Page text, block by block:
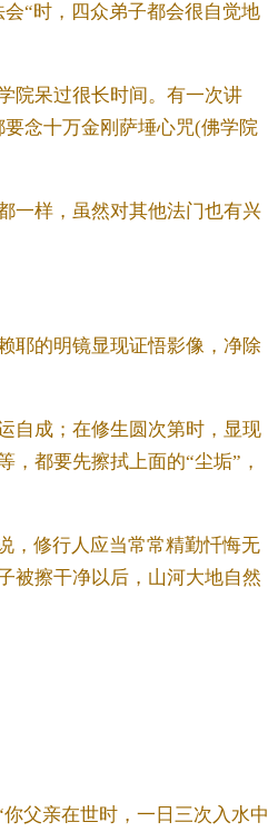
“时，四众弟子都会很自觉地
院呆过很长时间。有一次讲
念十万金刚萨埵心咒(佛学院
一样，虽然对其他法门也有兴
耶的明镜显现证悟影像，净除
自成；在修生圆次第时，显现
都要先擦拭上面的“尘垢”，
，修行人应当常常精勤忏悔无
被擦干净以后，山河大地自然
父亲在世时，一日三次入水中